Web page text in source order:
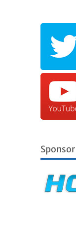
Sponsor